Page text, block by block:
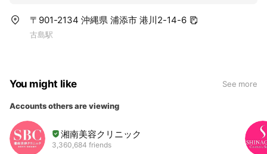
〒901-2134 沖縄県 浦添市 港川2-14-6
古島駅
You might like See more
Accounts others are viewing
湘南美容クリニック
3,360,684 friends